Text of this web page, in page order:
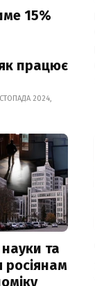
15%
працює
2024,
та
росіянам